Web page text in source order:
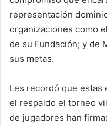
representación
organizaciones como
de su Fundación; y de
sus metas.
Les recordó que estas
el respaldo el torneo
de jugadores han